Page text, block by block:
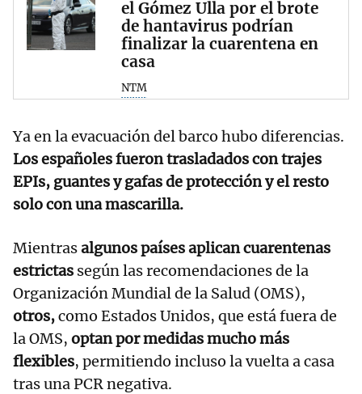
el Gómez Ulla por el brote
de hantavirus podrían
finalizar la cuarentena en
casa
NTM
Ya en la evacuación del barco hubo diferencias.
Los españoles fueron trasladados con trajes
EPIs, guantes y gafas de protección y el resto
solo con una mascarilla.
Mientrasalgunos países aplican cuarentenas
estrictas según las recomendaciones de la
Organización Mundial de la Salud (OMS),
otros,como Estados Unidos, que está fuera de
la OMS, optan por medidas mucho más
flexibles, permitiendo incluso la vuelta a casa
tras una PCR negativa.